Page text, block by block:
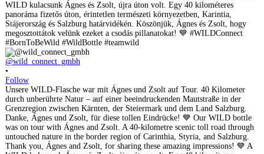
@wild_connect_gmbh
•
Follow
Unsere WILD-Flasche war mit Ágnes und Zsolt auf Tour. 40 Kilometer
durch unberührte Natur – auf einer beeindruckenden Mautstraße in der
Grenzregion zwischen Kärnten, der Steiermark und dem Land Salzburg.
Danke, Ágnes und Zsolt, für diese tollen Eindrücke! 💙 Our WILD bottle
was on tour with Ágnes and Zsolt. A 40-kilometre scenic toll road through
untouched nature in the border region of Carinthia, Styria, and Salzburg.
Thank you, Ágnes and Zsolt, for sharing these amazing impressions! 💙 A